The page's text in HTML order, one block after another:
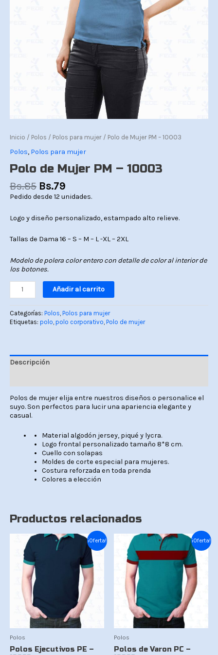
Inicio / Polos / Polos para mujer / Polo de Mujer PM – 10003
Polos, Polos para mujer
Polo de Mujer PM – 10003
Bs.85 Bs.79
Pedido desde 12 unidades.
Logo y diseño personalizado, estampado alto relieve.
Tallas de Dama 16 – S – M – L -XL – 2XL
Modelo de polera color entero con detalle de color al interior de
los botones.
Añadir al carrito
Categorías: Polos Polos para mujer
Etiquetas: polo polo corporativo Polo de mujer
Descripción
Polos de mujer elija entre nuestros diseños o personalice el
suyo. Son perfectos para lucir una apariencia elegante y
casual.
Material algodón jersey, piqué y lycra.
Logo frontal personalizado tamaño 8*8 cm.
Cuello con solapas
Moldes de corte especial para mujeres.
Costura reforzada en toda prenda
Colores a elección
Productos relacionados
¡Oferta!
Polos
Polos Ejecutivos PE –
El
precio
original
era:
Bs.85.
El
precio
¡Oferta!
Polos
Polos de Varon PC –
El
original
era:
Bs.85.
El
precio
actual
es: